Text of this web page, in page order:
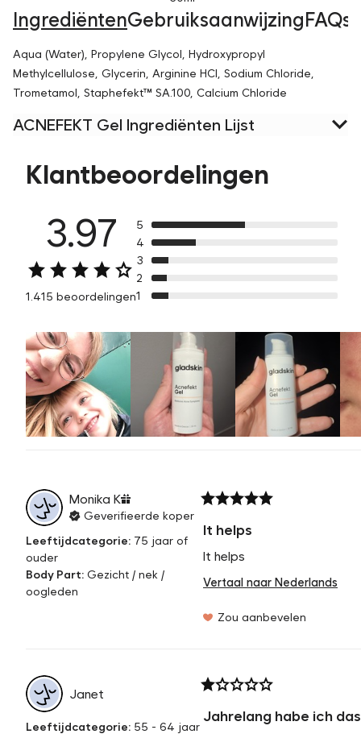
IngrediëntenGebruiksaanwijzingFAQs
Aqua (Water), Propylene Glycol, Hydroxypropyl
Methylcellulose, Glycerin, Arginine HCl, Sodium Chloride,
Trometamol, Staphefekt™ SA.100, Calcium Chloride
ACNEFEKT Gel Ingrediënten Lijst
Klantbeoordelingen
3.97
1.415 beoordelingen
5
4
3
2
1
Monika K
Geverifieerde koper
Leeftijdcategorie: 75 jaar of
ouder
Body Part: Gezicht / nek /
oogleden
It helps
It helps
Vertaal naar Nederlands
Zou aanbevelen
Janet
Leeftijdcategorie: 55 - 64 jaar
Jahrelang habe ich